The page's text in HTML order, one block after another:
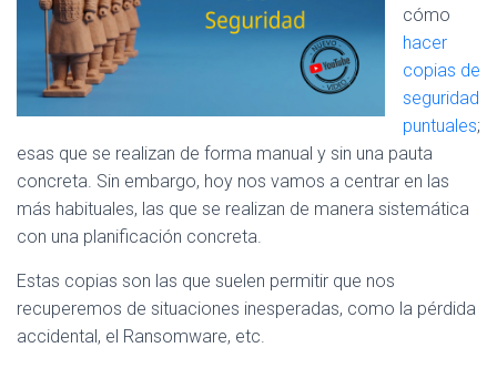
cómo
hacer
copias de
seguridad
puntuales;
esas que se realizan de forma manual y sin una pauta
concreta. Sin embargo, hoy nos vamos a centrar en las
más habituales, las que se realizan de manera sistemática
con una planificación concreta.
Estas copias son las que suelen permitir que nos
recuperemos de situaciones inesperadas, como la pérdida
accidental, el Ransomware, etc.